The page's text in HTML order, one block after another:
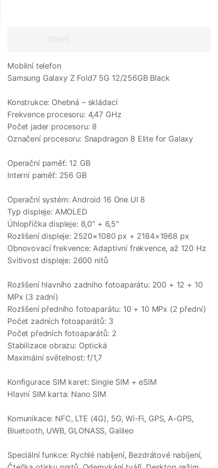
Mobilní telefon
Samsung Galaxy Z Fold7 5G 12/256GB Black
Konstrukce: Ohebná – skládací
Frekvence procesoru: 4,47 GHz
Počet jader procesoru: 8
Označení procesoru: Snapdragon 8 Elite for Galaxy
Operační paměť: 12 GB
Interní paměť: 256 GB
Operační systém: Android 16 One UI 8
Typ displeje: AMOLED
Úhlopříčka displeje: 8,0" + 6,5"
Rozlišení displeje: 2520×1080 px + 2184×1968 px
Obnovovací frekvence: Adaptivní frekvence, až 120 Hz
Svítivost displeje: 2600 nitů
Rozlišení hlavního zadního fotoaparátu: 200 + 12 + 10
MPx (3 zadní)
Rozlišení předního fotoaparátu: 10 + 10 MPx (2 přední)
Počet zadních fotoaparátů: 3
Počet předních fotoaparátů: 2
Stabilizace obrazu: Optická
Maximální světelnost: f/1,7
Konfigurace SIM karet: Single SIM + eSIM
Hlavní SIM karta: Nano SIM
Komunikace: NFC, LTE (4G), 5G, Wi-Fi, GPS, A-GPS,
Bluetooth, UWB, GLONASS, Galileo
Speciální funkce: Rychlé nabíjení, Bezdrátové nabíjení,